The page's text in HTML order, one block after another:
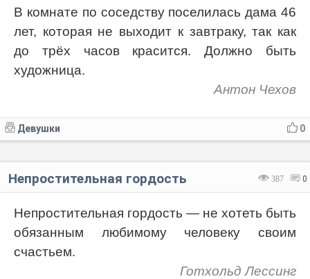
В комнате по соседству поселилась дама 46
лет, которая не выходит к завтраку, так как
до трёх часов красится. Должно быть
художница.
Антон Чехов
0
Девушки
387 0
Непростительная гордость
Непростительная гордость — не хотеть быть
обязанным любимому человеку своим
счастьем.
Готхольд Лессинг